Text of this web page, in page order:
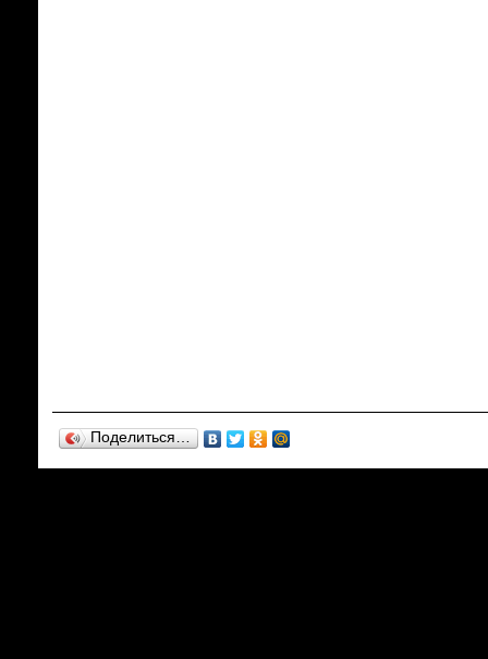
Поделиться…